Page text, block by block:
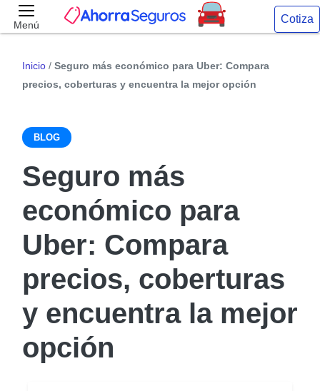
Menú Cotiza
Inicio / Seguro más económico para Uber: Compara
precios, coberturas y encuentra la mejor opción
BLOG
Seguro más
económico para
Uber: Compara
precios, coberturas
y encuentra la mejor
opción